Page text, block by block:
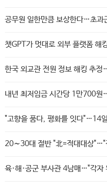
공무원 일한만큼 보상한다…초과
챗GPT가 멋대로 외부 플랫폼
한국 외교관 전원 정보 해킹 추
내년 최저임금 시간당 1만700
"고향을 품다, 평화를 잇다"…14
20∼30대 절반 "北=적대대상"…"
육·해·공군 부사관 4남매…"각자